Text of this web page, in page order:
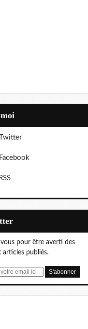
moi
pour être averti des
articles publiés.